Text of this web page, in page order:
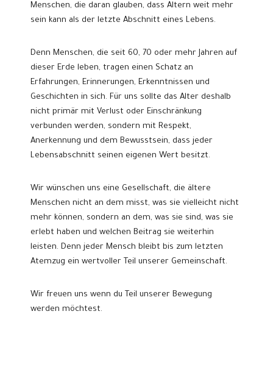
Menschen, die daran glauben, dass Altern weit mehr
sein kann als der letzte Abschnitt eines Lebens.
Denn Menschen, die seit 60, 70 oder mehr Jahren auf
dieser Erde leben, tragen einen Schatz an
Erfahrungen, Erinnerungen, Erkenntnissen und
Geschichten in sich. Für uns sollte das Alter deshalb
nicht primär mit Verlust oder Einschränkung
verbunden werden, sondern mit Respekt,
Anerkennung und dem Bewusstsein, dass jeder
Lebensabschnitt seinen eigenen Wert besitzt.
Wir wünschen uns eine Gesellschaft, die ältere
Menschen nicht an dem misst, was sie vielleicht nicht
mehr können, sondern an dem, was sie sind, was sie
erlebt haben und welchen Beitrag sie weiterhin
leisten. Denn jeder Mensch bleibt bis zum letzten
Atemzug ein wertvoller Teil unserer Gemeinschaft.
Wir freuen uns wenn du Teil unserer Bewegung
werden möchtest.